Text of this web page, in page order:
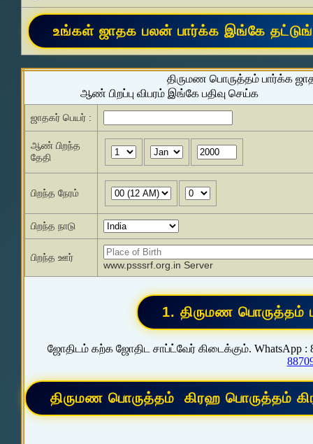
திருமண பொருத்தம் பார்க்க
ஆண் பிறப்பு விபரம் இங்கே பதிவு செய்க
ஜாதகர் பெயர் :
ஆண் பிறந்த
தேதி
பிறந்த நேரம்
பிறந்த நாடு
பிறந்த ஊர்
www.psssrf.org.in Server
ஜோதிடம் கற்க ஜோதிட சாப்ட்வேர் கிடைக்கும். WhatsApp :